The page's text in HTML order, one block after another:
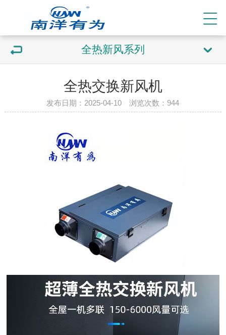
全热新风系列
全热交换新风机
发布日期：2025-04-10 浏览次数： 944